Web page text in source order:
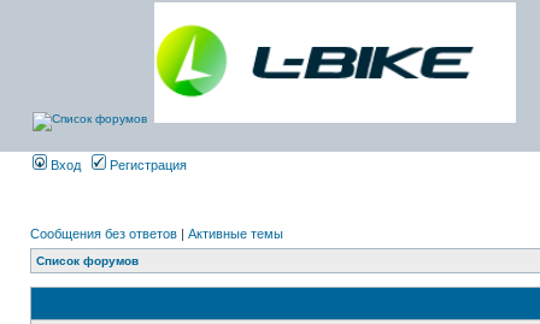
Вход Регистрация
Сообщения без ответов | Активные темы
Список форумов